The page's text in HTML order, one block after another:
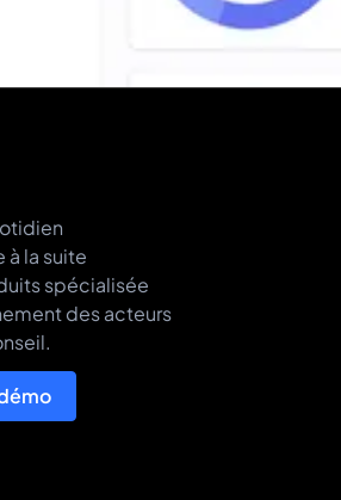
la suite
spécialisée
des acteurs